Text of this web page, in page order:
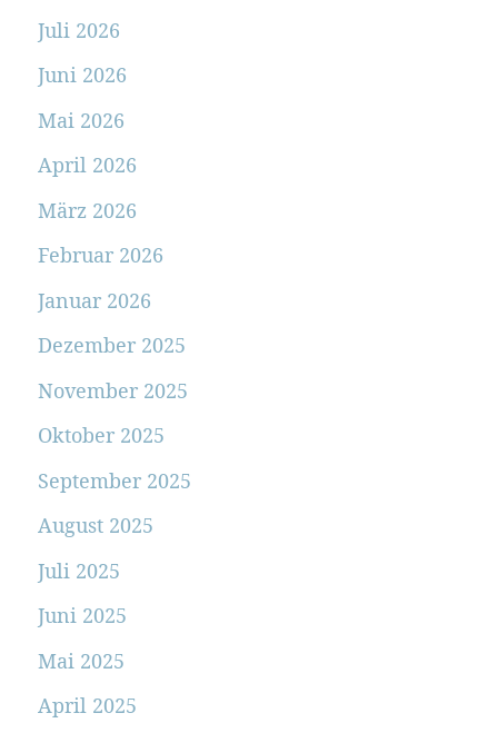
Juli 2026
Juni 2026
Mai 2026
April 2026
März 2026
Februar 2026
Januar 2026
Dezember 2025
November 2025
Oktober 2025
September 2025
August 2025
Juli 2025
Juni 2025
Mai 2025
April 2025